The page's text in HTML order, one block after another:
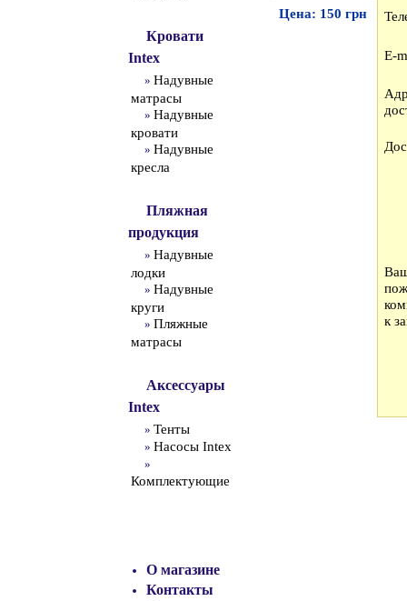
Кровати
Intex
» Надувные
матрасы
» Надувные
кровати
» Надувные
кресла
Пляжная
продукция
» Надувные
лодки
» Надувные
круги
» Пляжные
матрасы
Аксессуары
Intex
» Тенты
» Насосы Intex
»
Комплектующие
О магазине
Контакты
Цена: 150 грн
E-
к